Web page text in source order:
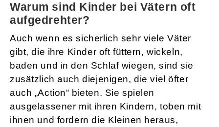
Warum sind Kinder bei Vätern oft
aufgedrehter?
Auch wenn es sicherlich sehr viele Väter
gibt, die ihre Kinder oft füttern, wickeln,
baden und in den Schlaf wiegen, sind sie
zusätzlich auch diejenigen, die viel öfter
auch „Action“ bieten. Sie spielen
ausgelassener mit ihren Kindern, toben mit
ihnen und fordern die Kleinen heraus,